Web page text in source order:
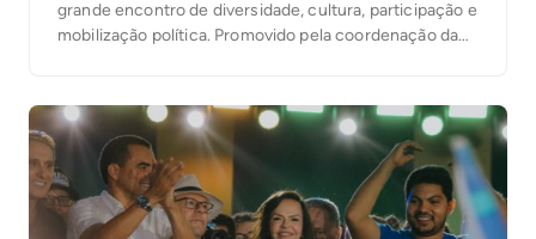
grande encontro de diversidade, cultura, participação e
mobilização política. Promovido pela coordenação da
o evento reuniu jovens de Palmas em torno de […]